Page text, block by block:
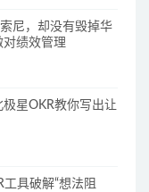
尼，却没有毁掉华
对绩效管理
星OKR教你写出让
具破解“想法阻